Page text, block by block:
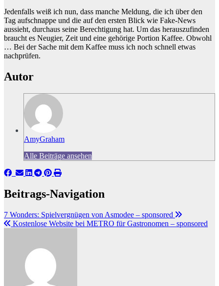
Jedenfalls weiß ich nun, dass manche Meldung, die ich über den
Tag aufschnappe und die auf den ersten Blick wie Fake-News
aussieht, durchaus seine Berechtigung hat. Um das herauszufinden
braucht es Neugier, Zeit und eine gehörige Portion Kaffee. Obwohl
… Bei der Sache mit dem Kaffee muss ich noch schnell etwas
nachprüfen.
Autor
AmyGraham
Alle Beiträge ansehen
Beitrags-Navigation
7 Wonders: Spielvergnügen von Asmodee – sponsored
Kostenlose Website bei METRO für Gastronomen – sponsored